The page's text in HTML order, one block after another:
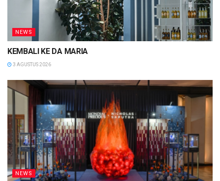
NEWS
KEMBALI KE DA MARIA
3 AGUSTUS 2026
NEWS